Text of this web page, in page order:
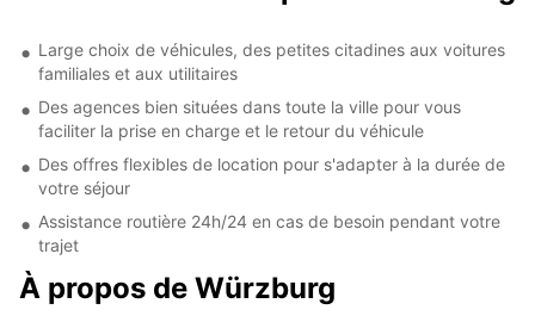
Large choix de véhicules, des petites citadines aux voitures
familiales et aux utilitaires
Des agences bien situées dans toute la ville pour vous
faciliter la prise en charge et le retour du véhicule
Des offres flexibles de location pour s'adapter à la durée de
votre séjour
Assistance routière 24h/24 en cas de besoin pendant votre
trajet
À propos de Würzburg